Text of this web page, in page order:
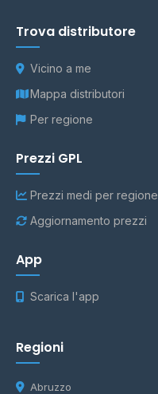
Trova distributore
Vicino a me
Mappa distributori
Per regione
Prezzi GPL
Prezzi medi per regione
Aggiornamento prezzi
App
Scarica l'app
Regioni
Abruzzo